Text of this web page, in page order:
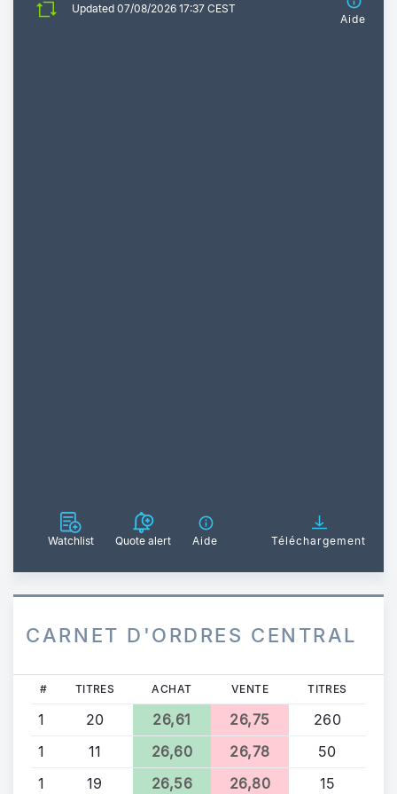
Updated 07/08/2026 17:37 CEST
Aide
Watchlist Quote alert Aide Téléchargement
CARNET D'ORDRES CENTRAL
# TITRES ACHAT VENTE TITRES
1 20 26,61 26,75
260
1
11 26,60 26,78
50
1
19 26,56 26,80 15